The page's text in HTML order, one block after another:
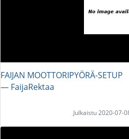
FAIJAN MOOTTORIPYÖRÄ-SETUP
― FaijaRektaa
Julkaistu 2020-07-